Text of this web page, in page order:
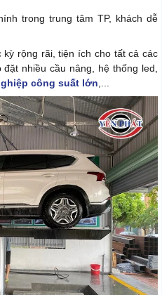
trong trung tâm TP, khách dễ
rộng rãi, tiện ích cho tất cả các
nhiều cầu nâng, hệ thống led,
công suất lớn